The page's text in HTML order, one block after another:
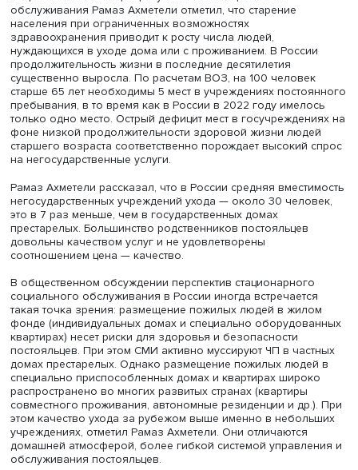
Одним из узких мест СДУ она назвала проблемы
негосударственных организаций, удовлетворяющих
выросший спрос населения на необходимые услуги, в
числе учреждений небольшой вместимости, способных
наилучшим образом обеспечить привычный образ
постояльцев.
Президент благотворительного фонда «Национальная
лаборатория долговременного ухода», председатель
Национальной ассоциации участников социального
обслуживания Рамаз Ахметели отметил, что старение
населения при ограниченных возможностях
здравоохранения приводит к росту числа людей,
нуждающихся в уходе дома или с проживанием. В
продолжительность жизни в последние десятилетия
существенно выросла. По расчетам ВОЗ, на 100
старше 65 лет необходимы 5 мест в учреждениях
пребывания, в то время как в России в 2022 году
только одно место. Острый дефицит мест в
фоне низкой продолжительности здоровой жизни
старшего возраста соответственно порождает высокий
на негосударственные услуги.
Рамаз Ахметели рассказал, что в России средняя
негосударственных учреждений ухода — около 30
это в 7 раз меньше, чем в государственных домах
престарелых. Большинство родственников постояльцев
довольны качеством услуг и не удовлетворены
соотношением цена — качество.